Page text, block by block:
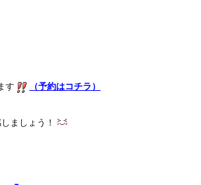
す
（予約はコチラ）
ましょう！